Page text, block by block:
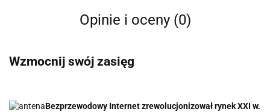
Opinie i oceny (0)
Wzmocnij swój zasięg
Bezprzewodowy Internet zrewolucjonizował rynek XXI w.